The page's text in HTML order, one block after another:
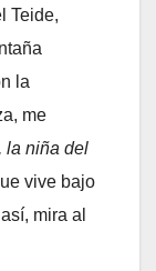
Teide,
la
me
la niña del
vive bajo
mira al